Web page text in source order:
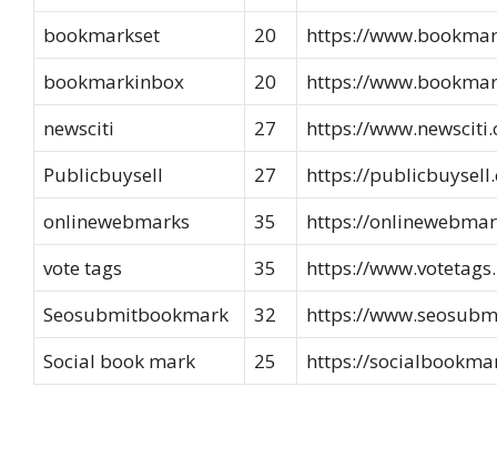
bookmarkset
20
https://
bookmarkinbox
20
https://
newsciti
27
https://
Publicbuysell
27
https://
onlinewebmarks
35
https://
vote tags
35
https://
Seosubmitbookmark
32
https://
Social book mark
25 https://